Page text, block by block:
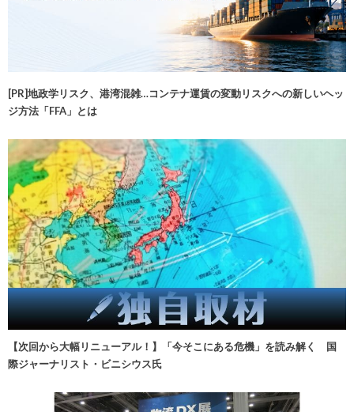
[PR]地政学リスク、港湾混雑…コンテナ運賃の変動リスクへの新しいヘッ
ジ方法「FFA」とは
【次回から大幅リニューアル！】「今そこにある危機」を読み解く 国
際ジャーナリスト・ビニシウス氏